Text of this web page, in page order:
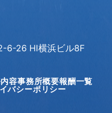
6-26 HI横浜ビル8F
容事務所概要報酬一覧
バシーポリシー